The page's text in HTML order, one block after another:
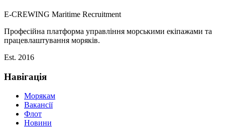
E-CREWING Maritime Recruitment
Професійна платформа управління морськими екіпажами та
працевлаштування моряків.
Est. 2016
Навігація
Морякам
Вакансії
Флот
Новини